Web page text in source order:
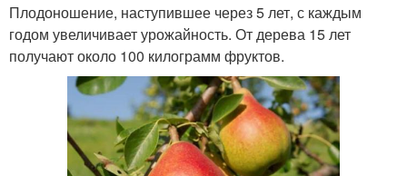
Плодоношение, наступившее через 5 лет, с каждым
годом увеличивает урожайность. От дерева 15 лет
получают около 100 килограмм фруктов.